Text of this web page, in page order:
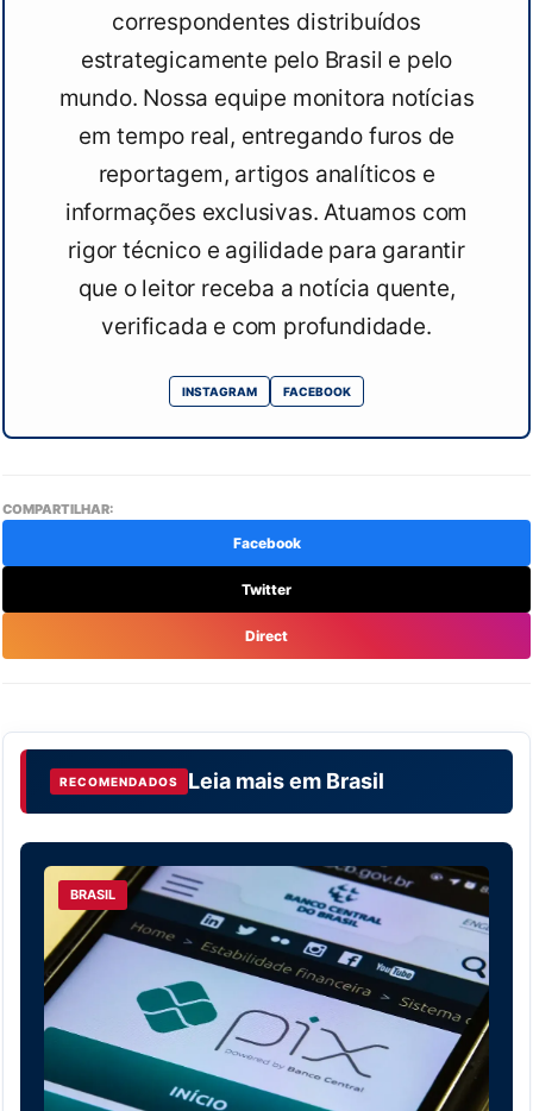
correspondentes distribuídos
estrategicamente pelo Brasil e pelo
mundo. Nossa equipe monitora notícias
em tempo real, entregando furos de
reportagem, artigos analíticos e
informações exclusivas. Atuamos com
rigor técnico e agilidade para garantir
que o leitor receba a notícia quente,
verificada e com profundidade.
INSTAGRAM FACEBOOK
COMPARTILHAR:
Facebook
Twitter
Direct
RECOMENDADOS Leia mais em Brasil
BRASIL